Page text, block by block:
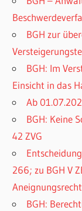
BGH zur
BGH: Im
Einsicht in das
Ab
BGH: Keine
42 ZVG
266; zu BGH V
BGH: